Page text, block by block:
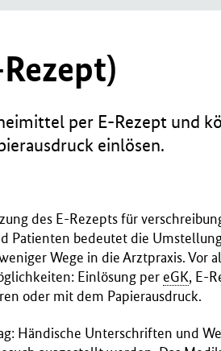
per E-Rezept und
einlösen.
des E-Rezepts für
Patienten bedeutet die
Wege in die Arztpraxis. Vor
Einlösung per eGK, E-
oder mit dem Papierausdruck.
Händische Unterschriften und